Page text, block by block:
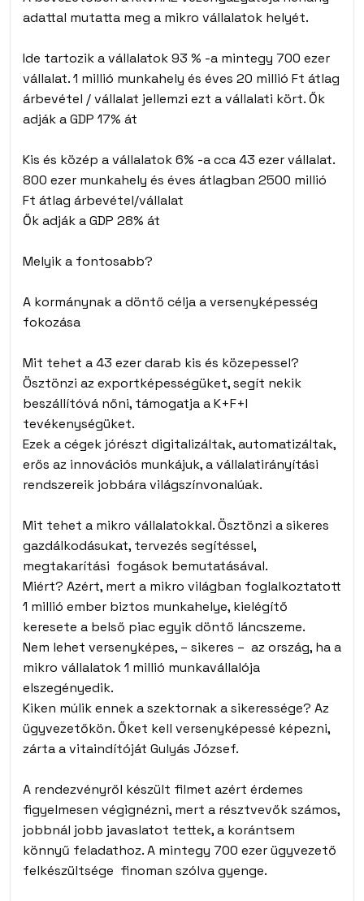
adattal mutatta meg a mikro vállalatok helyét.
Ide tartozik a vállalatok 93 % -a mintegy 700 ezer
vállalat. 1 millió munkahely és éves 20 millió Ft átlag
árbevétel / vállalat jellemzi ezt a vállalati kört. Ők
adják a GDP 17% át
Kis és közép a vállalatok 6% -a cca 43 ezer vállalat.
800 ezer munkahely és éves átlagban 2500 millió
Ft átlag árbevétel/vállalat
Ők adják a GDP 28% át
Melyik a fontosabb?
A kormánynak a döntő célja a versenyképesség
fokozása
Mit tehet a 43 ezer darab kis és közepessel?
Ösztönzi az exportképességüket, segít nekik
beszállítóvá nőni, támogatja a K+F+I
tevékenységüket.
Ezek a cégek jórészt digitalizáltak, automatizáltak,
erős az innovációs munkájuk, a vállalatirányítási
rendszereik jobbára világszínvonalúak.
Mit tehet a mikro vállalatokkal. Ösztönzi a sikeres
gazdálkodásukat, tervezés segítéssel,
megtakarítási fogások bemutatásával.
Miért? Azért, mert a mikro világban foglalkoztatott
1 millió ember biztos munkahelye, kielégítő
keresete a belső piac egyik döntő láncszeme.
Nem lehet versenyképes, – sikeres – az ország, ha a
mikro vállalatok 1 millió munkavállalója
elszegényedik.
Kiken múlik ennek a szektornak a sikeressége? Az
ügyvezetőkön. Őket kell versenyképessé képezni,
zárta a vitaindítóját Gulyás József.
A rendezvényről készült filmet azért érdemes
figyelmesen végignézni, mert a résztvevők számos,
jobbnál jobb javaslatot tettek, a korántsem
könnyű feladathoz. A mintegy 700 ezer ügyvezető
felkészültsége finoman szólva gyenge.